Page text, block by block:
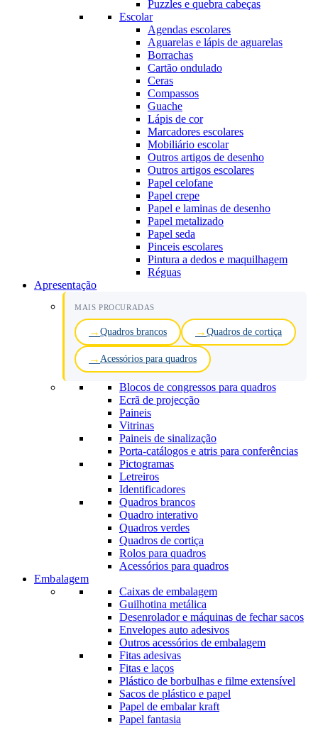
Puzzles e quebra cabeças
Escolar
Agendas escolares
Aguarelas e lápis de aguarelas
Borrachas
Cartão ondulado
Ceras
Compassos
Guache
Lápis de cor
Marcadores escolares
Mobiliário escolar
Outros artigos de desenho
Outros artigos escolares
Papel celofane
Papel crepe
Papel e laminas de desenho
Papel metalizado
Papel seda
Pinceis escolares
Pintura a dedos e maquilhagem
Réguas
Apresentação
MAIS PROCURADAS
Quadros brancos Quadros de cortiça
Acessórios para quadros
Blocos de congressos para quadros
Ecrã de projecção
Paineis
Vitrinas
Paineis de sinalização
Porta-catálogos e atris para conferências
Pictogramas
Letreiros
Identificadores
Quadros brancos
Quadro interativo
Quadros verdes
Quadros de cortiça
Rolos para quadros
Acessórios para quadros
Embalagem
Caixas de embalagem
Guilhotina metálica
Desenrolador e máquinas de fechar sacos
Envelopes auto adesivos
Outros acessórios de embalagem
Fitas adesivas
Fitas e laços
Plástico de borbulhas e filme extensível
Sacos de plástico e papel
Papel de embalar kraft
Papel fantasia